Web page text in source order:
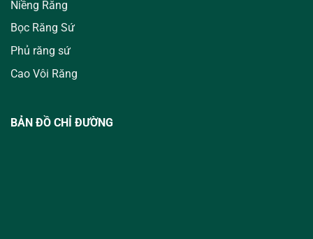
Niềng Răng
Bọc Răng Sứ
Phủ răng sứ
Cao Vôi Răng
BẢN ĐỒ CHỈ ĐƯỜNG